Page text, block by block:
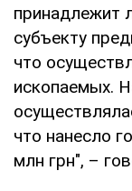
принадлежит
субъекту
что
ископаемых.
что нанесло
млн грн", –